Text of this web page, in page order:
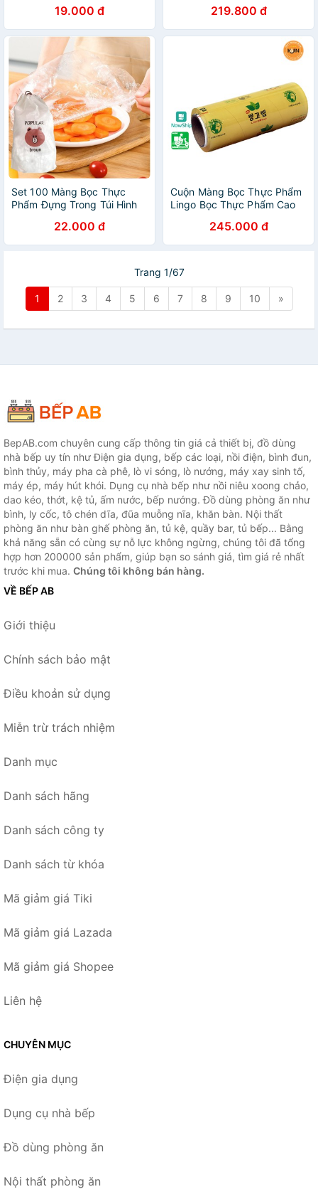
trong lò vi sóng
19.000 đ 219.800 đ
Set 100 Màng Bọc Thực
Phẩm Đựng Trong Túi Hình
22.000 đ
Cuộn Màng Bọc Thực Phẩm
Lingo Bọc Thực Phẩm Cao
245.000 đ
Trang 1/67
1 2 3 4 5 6 7 8 9 10 »
BepAB.com chuyên cung cấp thông tin giá cả thiết bị, đồ dùng
nhà bếp uy tín như Điện gia dụng, bếp các loại, nồi điện, bình đun,
bình thủy, máy pha cà phê, lò vi sóng, lò nướng, máy xay sinh tố,
máy ép, máy hút khói. Dụng cụ nhà bếp như nồi niêu xoong chảo,
dao kéo, thớt, kệ tủ, ấm nước, bếp nướng. Đồ dùng phòng ăn như
bình, ly cốc, tô chén dĩa, đũa muỗng nĩa, khăn bàn. Nội thất
phòng ăn như bàn ghế phòng ăn, tủ kệ, quầy bar, tủ bếp... Bằng
khả năng sẵn có cùng sự nỗ lực không ngừng, chúng tôi đã tổng
hợp hơn 200000 sản phẩm, giúp bạn so sánh giá, tìm giá rẻ nhất
trước khi mua. Chúng tôi không bán hàng.
VỀ BẾP AB
Giới thiệu
Chính sách bảo mật
Điều khoản sử dụng
Miễn trừ trách nhiệm
Danh mục
Danh sách hãng
Danh sách công ty
Danh sách từ khóa
Mã giảm giá Tiki
Mã giảm giá Lazada
Mã giảm giá Shopee
Liên hệ
CHUYÊN MỤC
Điện gia dụng
Dụng cụ nhà bếp
Đồ dùng phòng ăn
Nội thất phòng ăn